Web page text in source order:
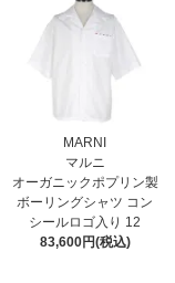
MARNI
マルニ
オーガニックポプリン製
ボーリングシャツ コン
シールロゴ入り 12
83,600円(税込)